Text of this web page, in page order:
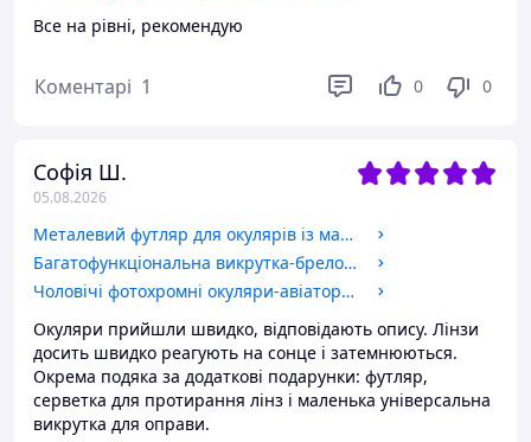
Все на рівні, рекомендую
Коментарі 1 0 0
Софія Ш.
05.08.2026
Металевий футляр для окулярів із магнітним закриттям.
Багатофункціональна викрутка-брелок 3в1
Чоловічі фотохромні окуляри-авіатори для зору з металевою оправою. Код: 575 С1 -4.5
Окуляри прийшли швидко, відповідають опису. Лінзи
досить швидко реагують на сонце і затемнюються.
Окрема подяка за додаткові подарунки: футляр,
серветка для протирання лінз і маленька універсальна
викрутка для оправи.